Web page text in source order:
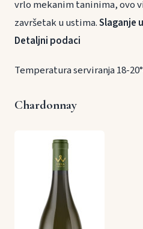
vrlo mekanim taninima, ovo
završetak u ustima.Slaganje
Detaljni podaci
Temperatura serviranja 18-
Chardonnay